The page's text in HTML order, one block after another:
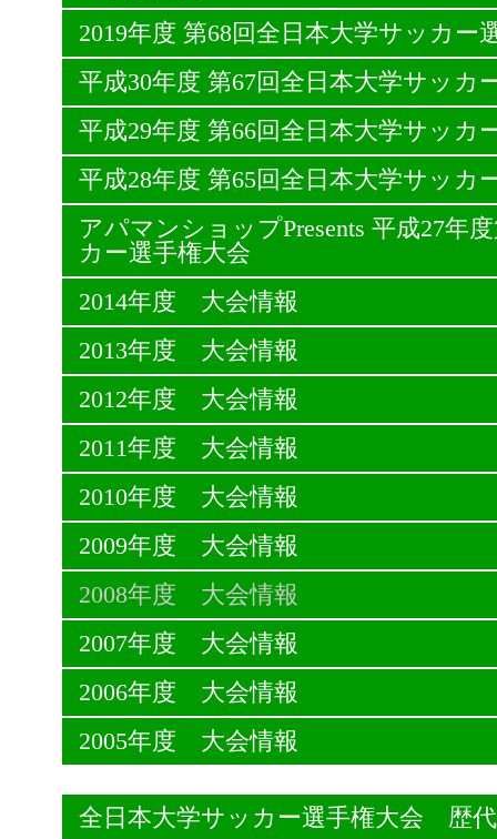
2019年度 第68回全日本大学サッカー
平成30年度 第67回全日本大学サッカ
平成29年度 第66回全日本大学サッカ
平成28年度 第65回全日本大学サッカ
アパマンショップPresents 平成27年
カー選手権大会
2014年度 大会情報
2013年度 大会情報
2012年度 大会情報
2011年度 大会情報
2010年度 大会情報
2009年度 大会情報
2008年度 大会情報
2007年度 大会情報
2006年度 大会情報
2005年度 大会情報
全日本大学サッカー選手権大会 歴